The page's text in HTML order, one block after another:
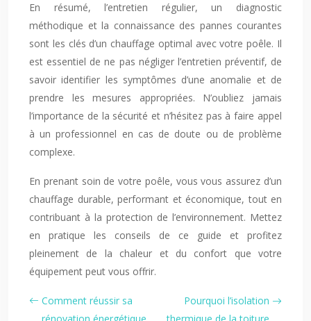
En résumé, l’entretien régulier, un diagnostic
méthodique et la connaissance des pannes courantes
sont les clés d’un chauffage optimal avec votre poêle. Il
est essentiel de ne pas négliger l’entretien préventif, de
savoir identifier les symptômes d’une anomalie et de
prendre les mesures appropriées. N’oubliez jamais
l’importance de la sécurité et n’hésitez pas à faire appel
à un professionnel en cas de doute ou de problème
complexe.
En prenant soin de votre poêle, vous vous assurez d’un
chauffage durable, performant et économique, tout en
contribuant à la protection de l’environnement. Mettez
en pratique les conseils de ce guide et profitez
pleinement de la chaleur et du confort que votre
équipement peut vous offrir.
Comment réussir sa
Pourquoi l’isolation